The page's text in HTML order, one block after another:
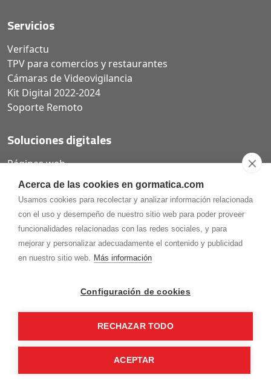
Acerca de las cookies en gormatica.com
Usamos cookies para recolectar y analizar información relacionada
con el uso y desempeño de nuestro sitio web para poder proveer
funcionalidades relacionadas con las redes sociales, y para
mejorar y personalizar adecuadamente el contenido y publicidad
en nuestro sitio web. Más información
Configuración de cookies
RECHAZAR TODO
ACEPTAR
Servicios
Verifactu
TPV para comercios y restaurantes
Cámaras de Videovigilancia
Kit Digital 2022-2024
Soporte Remoto
Soluciones digitales
Páginas web
Tiendas online
975.368.262
¡Síguenos en nuestras redes!